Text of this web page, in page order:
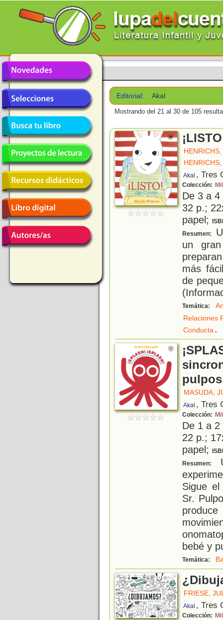
Editorial: Akal
Mostrando del 21 al 30 de 105
Akal , Tres
Colección:
De 3 a
32 p.;
papel;
Resumen:
un
más
de
Temática:
Relaciones
Conducta.
pulpos
MASUDA,
Akal , Tres
Colección:
De 1 a
22 p.;
papel;
Resumen:
Sigue
Sr.
bebé y
Temática:
FRIESE,
Akal , Tres
Colección: